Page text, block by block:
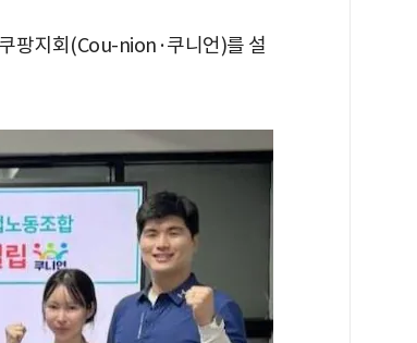
팡지회(Cou-nion·쿠니언)를 설